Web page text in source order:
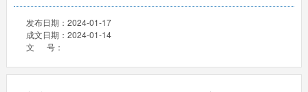
发布日期： 2024-01-17
成文日期： 2024-01-14
文 号：